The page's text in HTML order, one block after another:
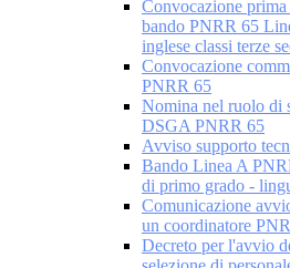
Convocazione
bando PNRR 65
inglese classi terze
Convocazione
PNRR 65
Nomina nel ruolo di
DSGA PNRR 65
Avviso supporto
Bando Linea A
di primo grado -
Comunicazione
un coordinatore
Decreto per l'avvio